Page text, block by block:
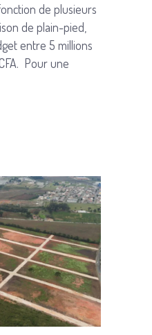
de plusieurs
de plain-pied,
entre 5 millions
Pour une